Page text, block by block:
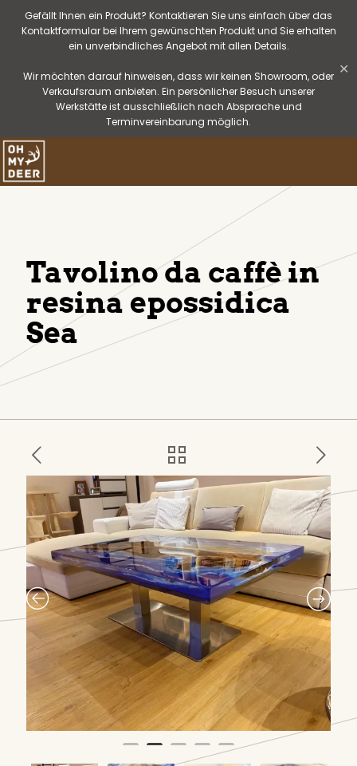
Gefällt Ihnen ein Produkt? Kontaktieren Sie uns einfach über das
Kontaktformular bei Ihrem gewünschten Produkt und Sie erhalten
ein unverbindliches Angebot mit allen Details.
Wir möchten darauf hinweisen, dass wir keinen Showroom, oder
Verkaufsraum anbieten. Ein persönlicher Besuch unserer
Werkstätte ist ausschließlich nach Absprache und
Terminvereinbarung möglich.
✕
Tavolino da caffè in
resina epossidica
Sea